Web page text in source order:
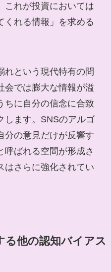
これが投資においては
くれる情報」を求める
れという現代特有の問
会では膨大な情報が溢
ちに自分の信念に合致
します。SNSのアルゴ
分の意見だけが反響す
呼ばれる空間が形成さ
はさらに強化されてい
る他の認知バイアス